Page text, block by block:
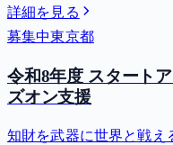
詳細を見る
募集中東京都
令和8年度 スタート
ズオン支援
知財を武器に世界と戦え